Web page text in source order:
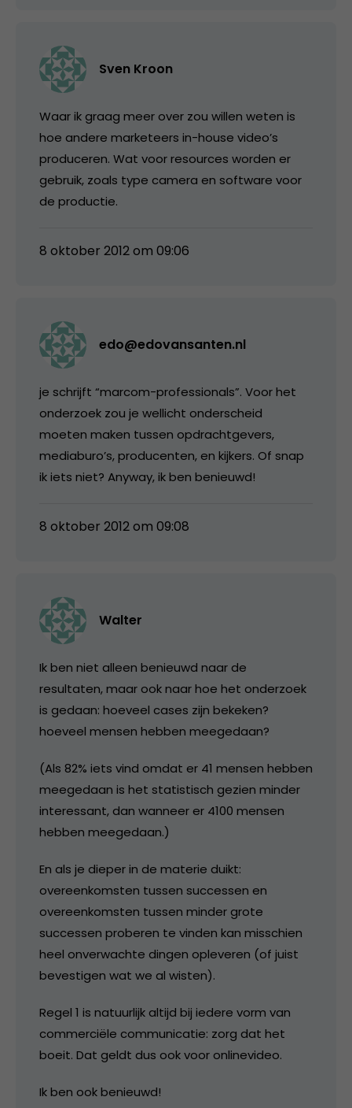
Sven Kroon
Waar ik graag meer over zou willen weten is
hoe andere marketeers in-house video’s
produceren. Wat voor resources worden er
gebruik, zoals type camera en software voor
de productie.
8 oktober 2012 om 09:06
edo@edovansanten.nl
je schrijft “marcom-professionals”. Voor het
onderzoek zou je wellicht onderscheid
moeten maken tussen opdrachtgevers,
mediaburo’s, producenten, en kijkers. Of snap
ik iets niet? Anyway, ik ben benieuwd!
8 oktober 2012 om 09:08
Walter
Ik ben niet alleen benieuwd naar de
resultaten, maar ook naar hoe het onderzoek
is gedaan: hoeveel cases zijn bekeken?
hoeveel mensen hebben meegedaan?
(Als 82% iets vind omdat er 41 mensen hebben
meegedaan is het statistisch gezien minder
interessant, dan wanneer er 4100 mensen
hebben meegedaan.)
En als je dieper in de materie duikt:
overeenkomsten tussen successen en
overeenkomsten tussen minder grote
successen proberen te vinden kan misschien
heel onverwachte dingen opleveren (of juist
bevestigen wat we al wisten).
Regel 1 is natuurlijk altijd bij iedere vorm van
commerciële communicatie: zorg dat het
boeit. Dat geldt dus ook voor onlinevideo.
Ik ben ook benieuwd!